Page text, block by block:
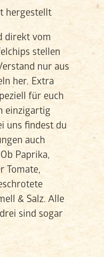
direkt vom
stellen
nur aus
her. Extra
für euch
einzigartig
uns findest du
auch
Paprika,
Tomate,
& Salz. Alle
sind sogar